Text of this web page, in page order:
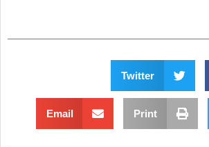
Twitter
Print
Email